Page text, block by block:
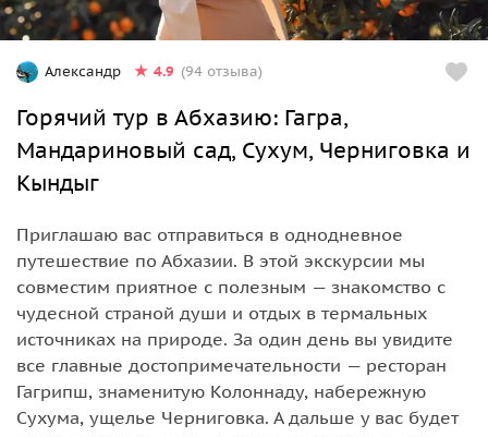
Александр 4.9 (94 отзыва)
Горячий тур в Абхазию: Гагра,
Мандариновый сад, Сухум, Черниговка и
Кындыг
Приглашаю вас отправиться в однодневное
путешествие по Абхазии. В этой экскурсии мы
совместим приятное с полезным — знакомство с
чудесной страной души и отдых в термальных
источниках на природе. За один день вы увидите
все главные достопримечательности — ресторан
Гагрипш, знаменитую Колоннаду, набережную
Сухума, ущелье Черниговка. А дальше у вас будет